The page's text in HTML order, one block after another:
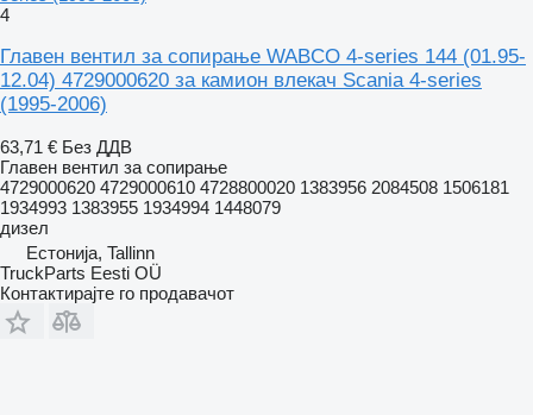
4
Главен вентил за сопирање WABCO 4-series 144 (01.95-
12.04) 4729000620 за камион влекач Scania 4-series
(1995-2006)
63,71 € Без ДДВ
Главен вентил за сопирање
4729000620 4729000610 4728800020 1383956 2084508 1506181
1934993 1383955 1934994 1448079
дизел
Естонија, Tallinn
TruckParts Eesti OÜ
Контактирајте го продавачот